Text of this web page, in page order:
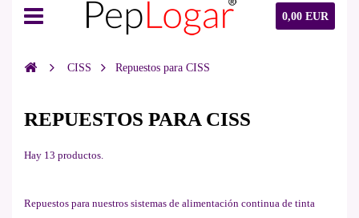
0,00 EUR
CISS Repuestos para CISS
REPUESTOS PARA CISS
Hay 13 productos.
Repuestos para nuestros sistemas de alimentación continua de tinta